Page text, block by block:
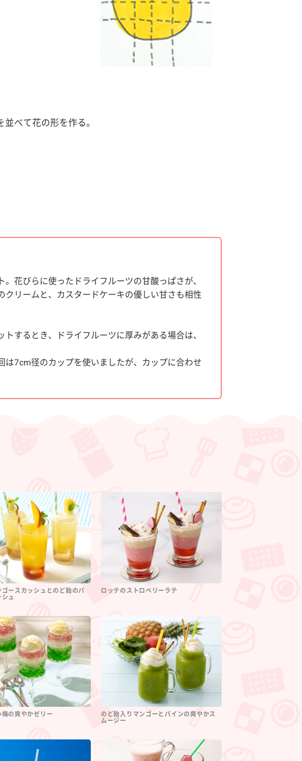
べて花の形を作る。
花びらに使ったドライフルーツの甘酸っぱさが、
リームと、カスタードケーキの優しい甘さも相性
するとき、ドライフルーツに厚みがある場合は、
7cm径のカップを使いましたが、カップに合わせ
ースカッシュとのど飴のパ
ュ
ロッテのストロベリーラテ
梅の爽やかゼリー
のど飴入りマンゴーとパインの爽やかス
ムージー